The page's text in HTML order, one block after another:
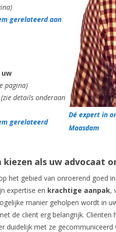
Dé expert in
Maasdam
gerelateerd aan
pagina)
(zie details onderaan
gerelateerd
kiezen als uw advocaat
het gebied van onroerend goed
expertise en krachtige aanpak,
manier geholpen wordt in
de cliënt erg belangrijk.
duidelijk met ze